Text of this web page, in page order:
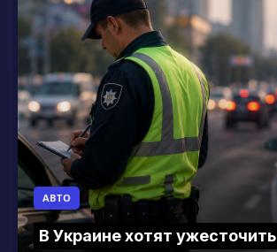
АВТО
В Украине хотят ужесточить